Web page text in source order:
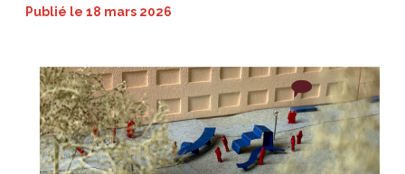
Publié le18 mars 2026